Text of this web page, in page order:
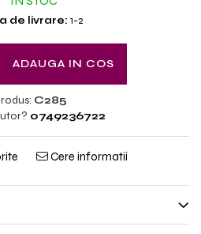
de livrare: 1-2
ADAUGA IN COS
C285
0749236722
Cere informatii